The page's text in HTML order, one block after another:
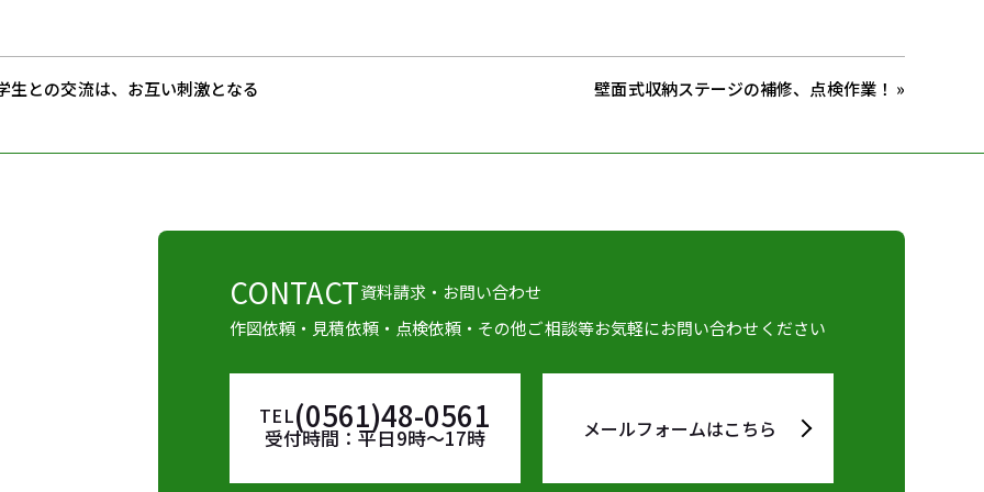
生との交流は、お互い刺激となる 壁面式収納ステージの補修、点検作業！ »
CONTACT資料請求・お問い合わせ
作図依頼・見積依頼・点検依頼・その他ご相談等お気軽にお問い合わせください
TEL(0561)48-0561
受付時間：平日9時～17時 メールフォームはこちら